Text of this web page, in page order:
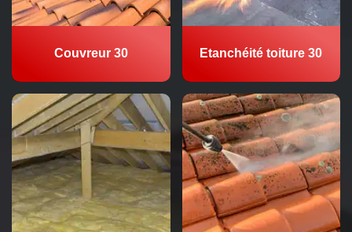
Couvreur 30 Etanchéité toiture 30